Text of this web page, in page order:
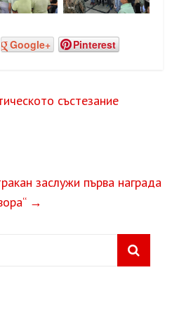
Google+ Pinterest
състезание
заслужи първа награда
→